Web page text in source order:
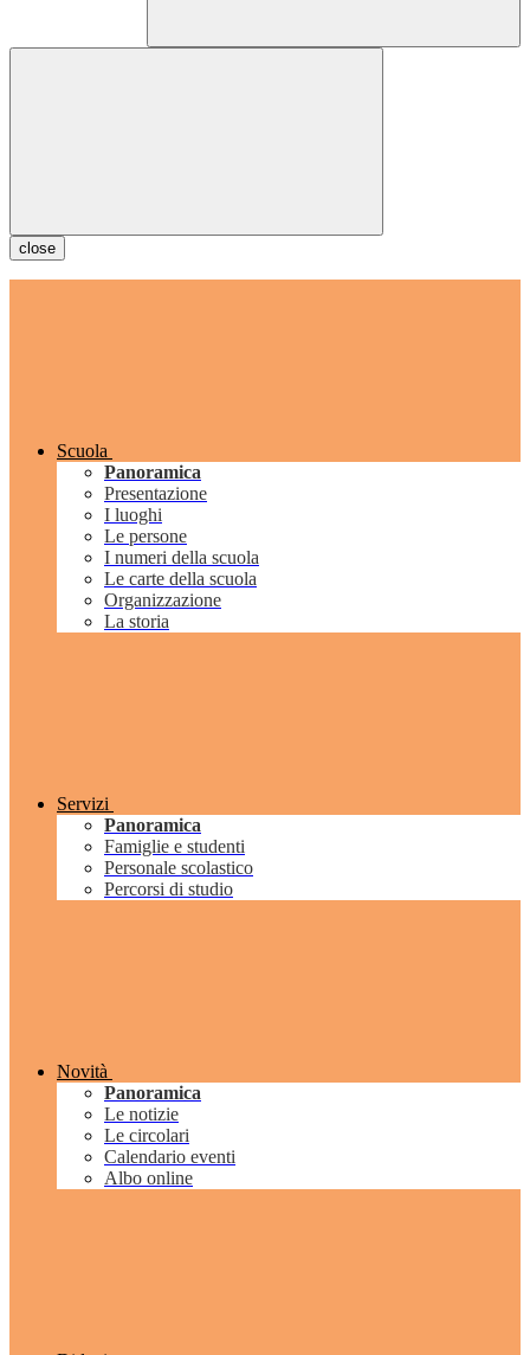
close
Scuola
Panoramica
Presentazione
I luoghi
Le persone
I numeri della scuola
Le carte della scuola
Organizzazione
La storia
Servizi
Panoramica
Famiglie e studenti
Personale scolastico
Percorsi di studio
Novità
Panoramica
Le notizie
Le circolari
Calendario eventi
Albo online